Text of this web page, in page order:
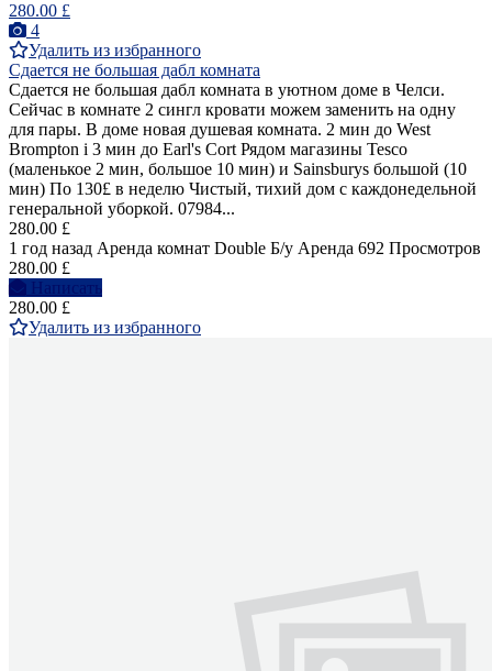
280.00 £
4
Удалить из избранного
Сдается не большая дабл комната
Сдается не большая дабл комната в уютном доме в Челси.
Сейчас в комнате 2 сингл кровати можем заменить на одну
для пары. В доме новая душевая комната. 2 мин до West
Brompton i 3 мин до Earl's Cort Рядом магазины Tesco
(маленькое 2 мин, большое 10 мин) и Sainsburys большой (10
мин) По 130£ в неделю Чистый, тихий дом с каждонедельной
генеральной уборкой. 07984...
280.00 £
1 год назад Аренда комнат Double Б/у Аренда 692 Просмотров
280.00 £
Написать
280.00 £
Удалить из избранного